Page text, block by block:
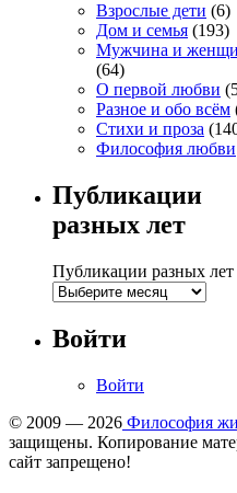
Взрослые дети (6)
Дом и семья (193)
Мужчина и
(64)
О первой любви
Разное и обо всём
Стихи и проза
Философия любви
Публикации
разных лет
Публикации разных лет
Войти
Войти
© 2009 — 2026 Философия
защищены. Копирование
сайт запрещено!